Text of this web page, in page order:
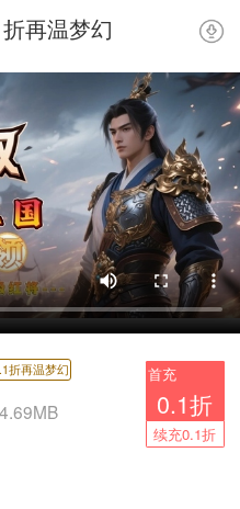
再温梦幻
折再温梦幻 首充
0.1折
续充0.1折